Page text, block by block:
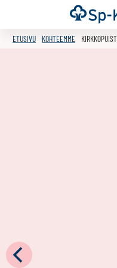
Siirry
sisältöön
Etusivu
ETUSIVU KOHTEEMME